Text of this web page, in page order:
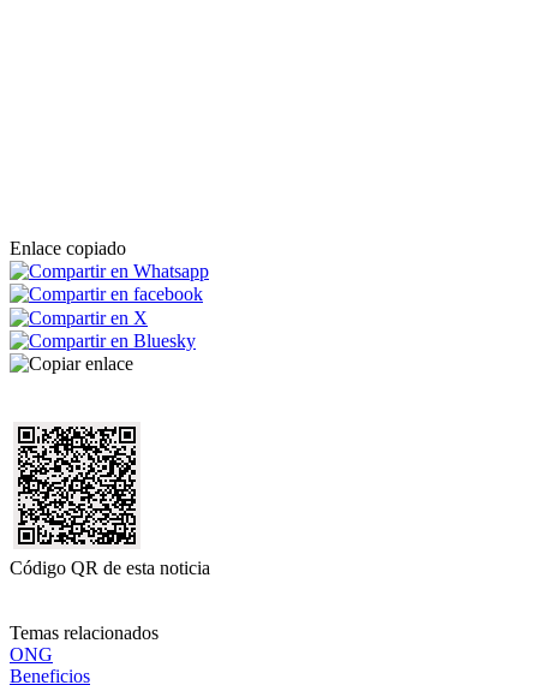
Enlace copiado
Código QR de esta noticia
Temas relacionados
ONG
Beneficios